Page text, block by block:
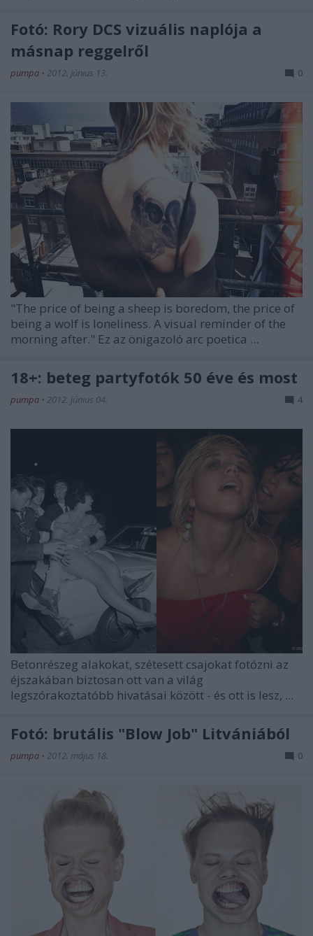
Fotó: Rory DCS vizuális naplója a
másnap reggelről
pumpa • 2012. június 13. 0
"The price of being a sheep is boredom, the price of
being a wolf is loneliness. A visual reminder of the
morning after." Ez az önigazoló arc poetica ...
18+: beteg partyfotók 50 éve és most
pumpa • 2012. június 04. 4
Betonrészeg alakokat, szétesett csajokat fotózni az
éjszakában biztosan ott van a világ
legszórakoztatóbb hivatásai között - és ott is lesz, ...
Fotó: brutális "Blow Job" Litvániából
pumpa • 2012. május 18. 0